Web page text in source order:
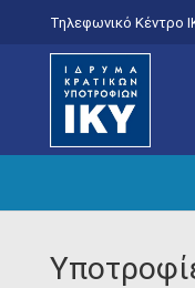
Τηλεφωνικό Κέντρο